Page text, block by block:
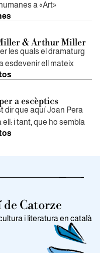
a «Art»
& Arthur Miller
les quals el dramaturg
esdevenir ell mateix
a escèptics
dir que aquí Joan Pera
ell: i tant, que ho sembla
Catorze
i literatura en català